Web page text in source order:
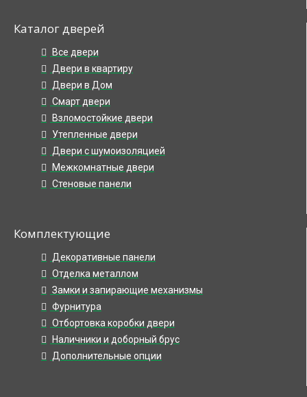
Каталог дверей
Все двери
Двери в квартиру
Двери в Дом
Смарт двери
Взломостойкие двери
Утепленные двери
Двери с шумоизоляцией
Межкомнатные двери
Стеновые панели
Комплектующие
Декоративные панели
Отделка металлом
Замки и запирающие механизмы
Фурнитура
Отбортовка коробки двери
Наличники и доборный брус
Дополнительные опции